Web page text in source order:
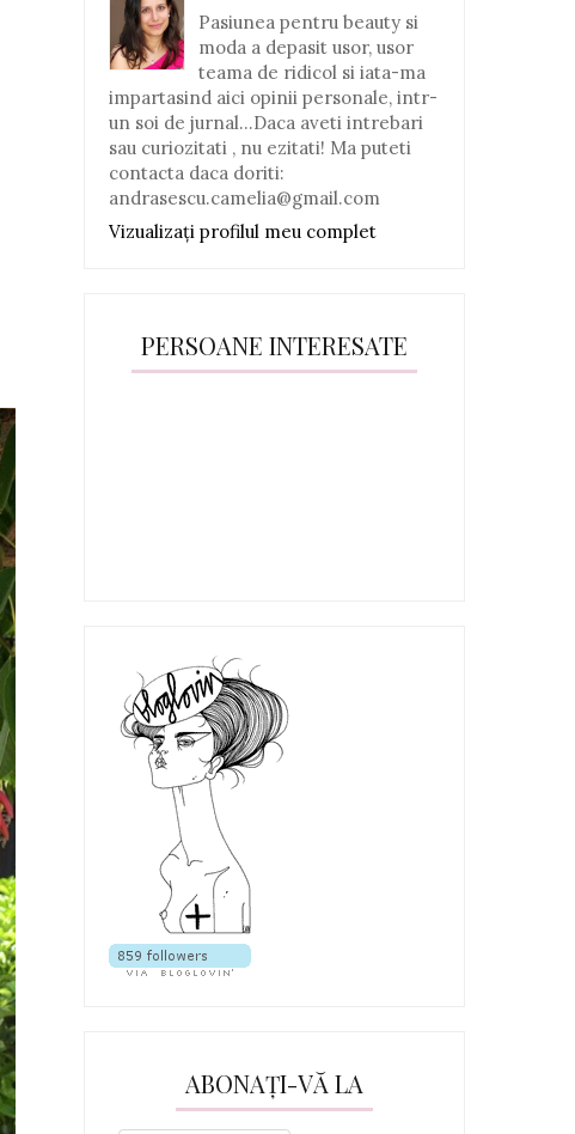
Pasiunea pentru beauty si
moda a depasit usor, usor
teama de ridicol si iata-ma
impartasind aici opinii personale, intr-
un soi de jurnal...Daca aveti intrebari
sau curiozitati , nu ezitati! Ma puteti
contacta daca doriti:
andrasescu.camelia@gmail.com
Vizualizați profilul meu complet
PERSOANE INTERESATE
ABONAȚI-VĂ LA